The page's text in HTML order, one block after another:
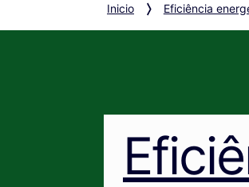
Inicio Eficiência